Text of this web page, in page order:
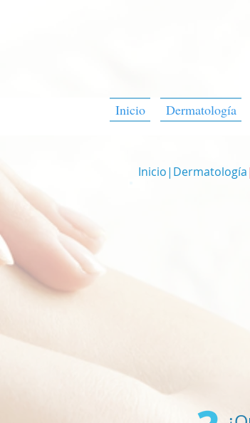
Inicio Dermatología
Inicio| Dermatología